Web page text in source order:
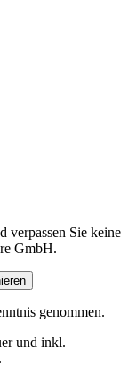
verpassen Sie keine
GmbH.
genommen.
und inkl.